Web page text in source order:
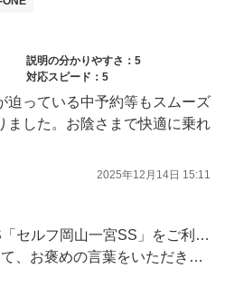
説明の分かりやすさ：5
対応スピード：5
迫っている中予約等もスムーズ
ました。お陰さまで快適に乗れ
2025年12月14日 15:11
この度はマティクスRS「セルフ岡山一宮SS」をご利用いただきありがとうございました。
めの言葉をいただき大変光栄です。
よっていただけたら幸いです。